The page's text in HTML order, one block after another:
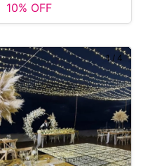
10% OFF
1/ 4